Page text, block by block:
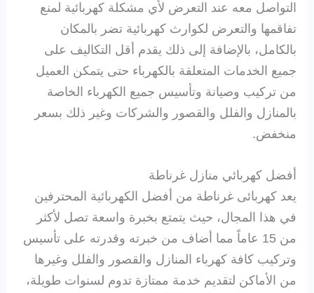
التواصل معه عند التعرض لأي مشكلة كهربائية لمنع
تفاقمها والتعرض لكوارث كهربائية تضر بالمكان
بالكامل، بالإضافة إلى ذلك يقدم أقل التكاليف على
جميع الخدمات المتعلقة بالكهرباء حتى يتمكن العميل
من تركيب وصيانة وتأسيس جميع الكهرباء الخاصة
بالمنازل والفلل والقصور والشركات وغير ذلك بسعر
منخفض.
أفضل كهربائي منازل غرناطة
يعد كهربائى غرناطة من أفضل الكهربائية المحترفين
في هذا المجال، حيث يتمتع بخبرة واسعة تصل لأكثر
من 15 عاماً مما أضاف من خبرته وقدرته على تأسيس
وتركيب كافة كهرباء المنازل والقصور والفلل وغيرها
من الأماكن لتقديم خدمة ممتازة تدوم لسنوات طويلة،